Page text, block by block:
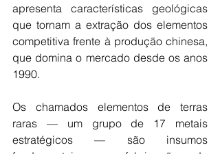
apresenta características geológicas
que tornam a extração dos elementos
competitiva frente à produção chinesa,
que domina o mercado desde os anos
1990.
Os chamados elementos de terras
raras — um grupo de 17 metais
estratégicos — são insumos